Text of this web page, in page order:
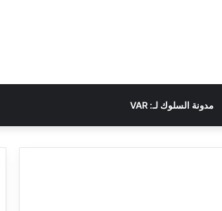
مدونة السلوك لـ: VAR